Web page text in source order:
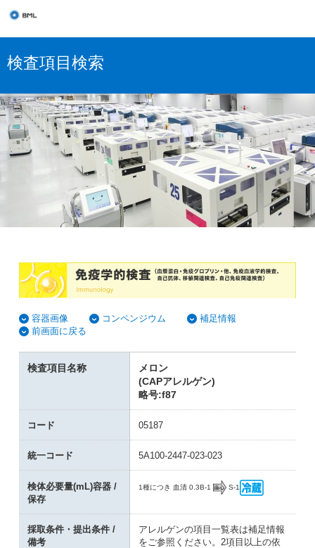
検査項目検索
容器画像 コンペンジウム
補足情報
前画面に戻る
検査項目名称
メロン
(CAPアレルゲン)
略号:f87
コード 05187
統一コード 5A100-2447-023-023
検体必要量(mL)容器 /
保存
1種につき 血清 0.3B-1 S-1
採取条件・提出条件 /
備考
アレルゲンの項目一覧表は補足情報
をご参照ください。2項目以上の依